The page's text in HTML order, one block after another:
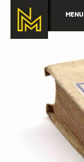
MENU